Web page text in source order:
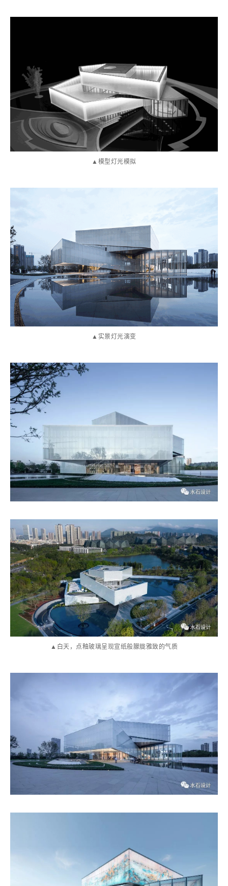
▲模型灯光模拟
▲实景灯光演变
▲白天，点釉玻璃呈现宣纸般朦胧雅致的气质